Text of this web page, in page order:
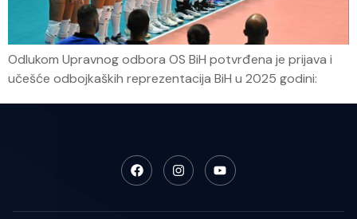
Odlukom Upravnog odbora OS BiH potvrđena je prijava i
učešće odbojkaških reprezentacija BiH u 2025 godini: